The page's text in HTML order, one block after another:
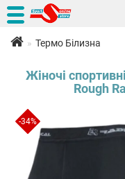
Термо Білизна
Жіночі
Rough
-34%